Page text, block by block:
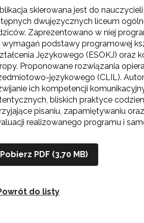
skierowana jest do
dwujęzycznych liceum
Zaprezentowano w niej
podstawy programowej
Językowego (ESOKJ)
Proponowane rozwiązania
językowego (CLIL).
ich kompetencji
bliskich praktyce
pisaniu, zapamiętywaniu
realizowanego programu i
Pobierz PDF (3,70 MB)
do listy